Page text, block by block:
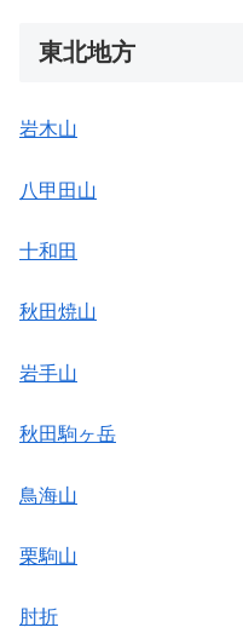
東北地方
岩木山
八甲田山
十和田
秋田焼山
岩手山
秋田駒ヶ岳
鳥海山
栗駒山
肘折